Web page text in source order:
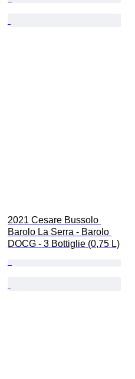
2021 Cesare Bussolo
Barolo La Serra - Barolo
DOCG - 3 Bottiglie (0,75 L)